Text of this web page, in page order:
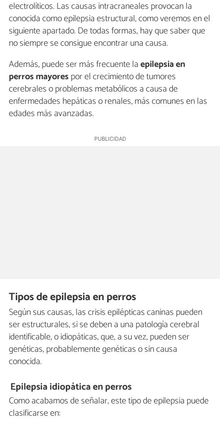
electrolíticos. Las causas intracraneales provocan la
conocida como epilepsia estructural, como veremos en el
siguiente apartado. De todas formas, hay que saber que
no siempre se consigue encontrar una causa.
Además, puede ser más frecuente laepilepsia en
perros mayores por el crecimiento de tumores
cerebrales o problemas metabólicos a causa de
enfermedades hepáticas o renales, más comunes en las
edades más avanzadas.
Tipos de epilepsia en perros
Según sus causas, las crisis epilépticas caninas pueden
ser estructurales, si se deben a una patología cerebral
identificable, o idiopáticas, que, a su vez, pueden ser
genéticas, probablemente genéticas o sin causa
conocida.
Epilepsia idiopática en perros
Como acabamos de señalar, este tipo de epilepsia puede
clasificarse en: